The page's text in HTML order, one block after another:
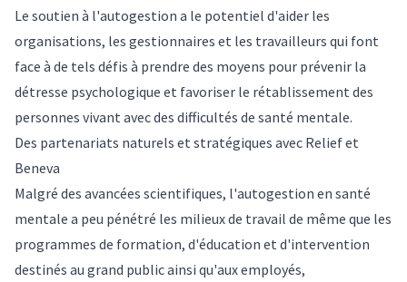
Le soutien à l'autogestion a le potentiel d'aider les
organisations, les gestionnaires et les travailleurs qui font
face à de tels défis à prendre des moyens pour prévenir la
détresse psychologique et favoriser le rétablissement des
personnes vivant avec des difficultés de santé mentale.
Des partenariats naturels et stratégiques avec Relief et
Beneva
Malgré des avancées scientifiques, l'autogestion en santé
mentale a peu pénétré les milieux de travail de même que les
programmes de formation, d'éducation et d'intervention
destinés au grand public ainsi qu'aux employés,